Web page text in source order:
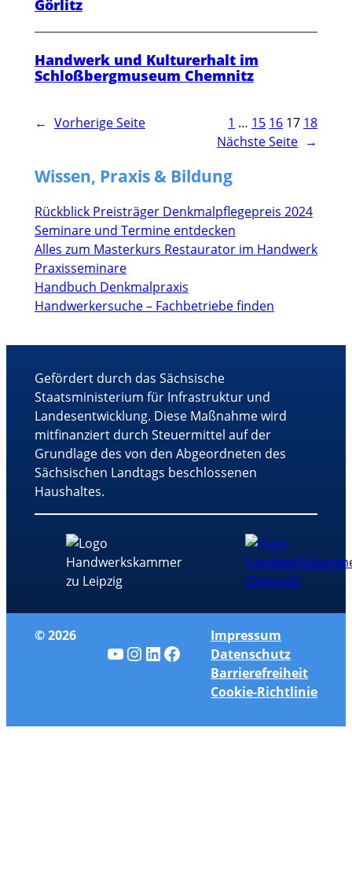
Görlitz
Handwerk und Kulturerhalt im
Schloßbergmuseum Chemnitz
← Vorherige Seite 1 … 15 16 17 18
Nächste Seite →
Wissen, Praxis & Bildung
Rückblick Preisträger Denkmalpflegepreis 2024
Seminare und Termine entdecken
Alles zum Masterkurs Restaurator im Handwerk
Praxisseminare
Handbuch Denkmalpraxis
Handwerkersuche – Fachbetriebe finden
Gefördert durch das Sächsische
Staatsministerium für Infrastruktur und
Landesentwicklung. Diese Maßnahme wird
mitfinanziert durch Steuermittel auf der
Grundlage des von den Abgeordneten des
Sächsischen Landtags beschlossenen
Haushaltes.
© 2026
YouTube
Instagram
LinkedIn
Facebook
Impressum
Datenschutz
Barrierefreiheit
Cookie-Richtlinie